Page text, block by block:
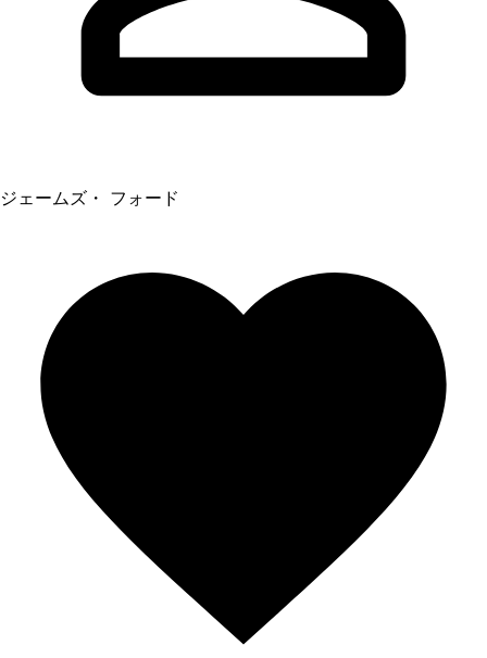
ジェームズ・ フォード